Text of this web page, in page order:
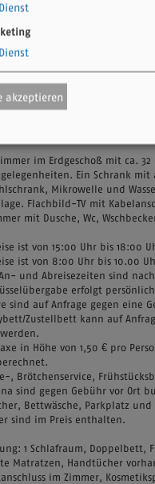
5
im Erdgeschoß mit ca.
Ein Schrank mit
Mikrowelle und
Flachbild-TV mit
mit Dusche, Wc,
ist von 15:00 Uhr bis 18:00
ist von 8:00 Uhr bis 10.00
und Abreisezeiten sind
erfolgt
sind auf Anfrage gegen eine
Zustellbett kann auf
in Höhe von 1,50 € pro
, Brötchenservice,
sind gegen Gebühr vor Ort
Bettwäsche, Parkplatz
sind im Preis enthalten.
1 Schlafraum, Doppelbett,
Matratzen, Handtücher
im Zimmer,
Dienst
Dienst
akzeptieren